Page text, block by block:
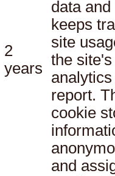
2
years
data and
keeps
site
the site's
analytics
report.
cookie
and